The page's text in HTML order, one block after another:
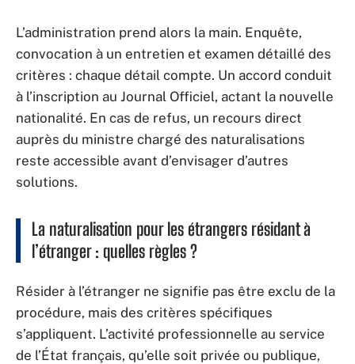
L’administration prend alors la main. Enquête,
convocation à un entretien et examen détaillé des
critères : chaque détail compte. Un accord conduit
à l’inscription au Journal Officiel, actant la nouvelle
nationalité. En cas de refus, un recours direct
auprès du ministre chargé des naturalisations
reste accessible avant d’envisager d’autres
solutions.
La naturalisation pour les étrangers résidant à
l’étranger : quelles règles ?
Résider à l’étranger ne signifie pas être exclu de la
procédure, mais des critères spécifiques
s’appliquent. L’activité professionnelle au service
de l’État français, qu’elle soit privée ou publique,